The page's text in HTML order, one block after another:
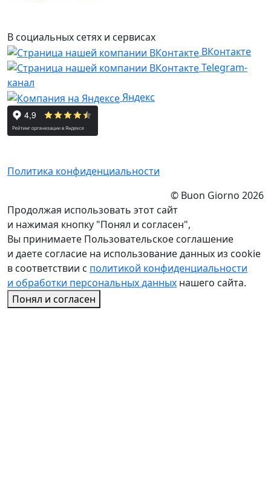
В социальных сетях и сервисах
ВКонтакте
Telegram-
канал
Яндекс
Политика конфиденциальности
© Buon Giorno 2026
Продолжая использовать этот сайт
и нажимая кнопку "Понял и согласен",
Вы принимаете Пользовательское соглашение
и даете согласие на использование данных из cookie
в соответствии с политикой конфиденциальности
и обработки персональных данных нашего сайта.
Понял и согласен